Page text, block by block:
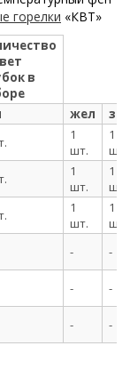
горелки «КВТ»
в
жел
зел
1
шт.
1
шт.
1
шт.
1
шт.
1
шт.
1
шт.
- -
- -
- -